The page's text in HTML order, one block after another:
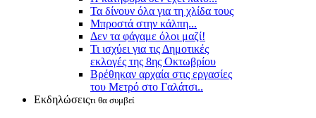
Τα δίνουν όλα για τη χλίδα τους
Μπροστά στην κάλπη...
Δεν τα φάγαμε όλοι μαζί!
Τι ισχύει για τις Δημοτικές
εκλογές της 8ης Οκτωβρίου
Βρέθηκαν αρχαία στις εργασίες
του Μετρό στο Γαλάτσι..
Εκδηλώσειςτι θα συμβεί